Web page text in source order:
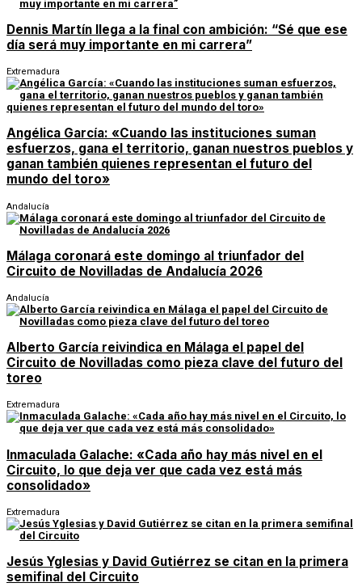
Dennis Martín llega a la final con ambición: “Sé que ese
día será muy importante en mi carrera”
Extremadura
Angélica García: «Cuando las instituciones suman
esfuerzos, gana el territorio, ganan nuestros pueblos y
ganan también quienes representan el futuro del
mundo del toro»
Andalucía
Málaga coronará este domingo al triunfador del
Circuito de Novilladas de Andalucía 2026
Andalucía
Alberto García reivindica en Málaga el papel del
Circuito de Novilladas como pieza clave del futuro del
toreo
Extremadura
Inmaculada Galache: «Cada año hay más nivel en el
Circuito, lo que deja ver que cada vez está más
consolidado»
Extremadura
Jesús Yglesias y David Gutiérrez se citan en la primera
semifinal del Circuito